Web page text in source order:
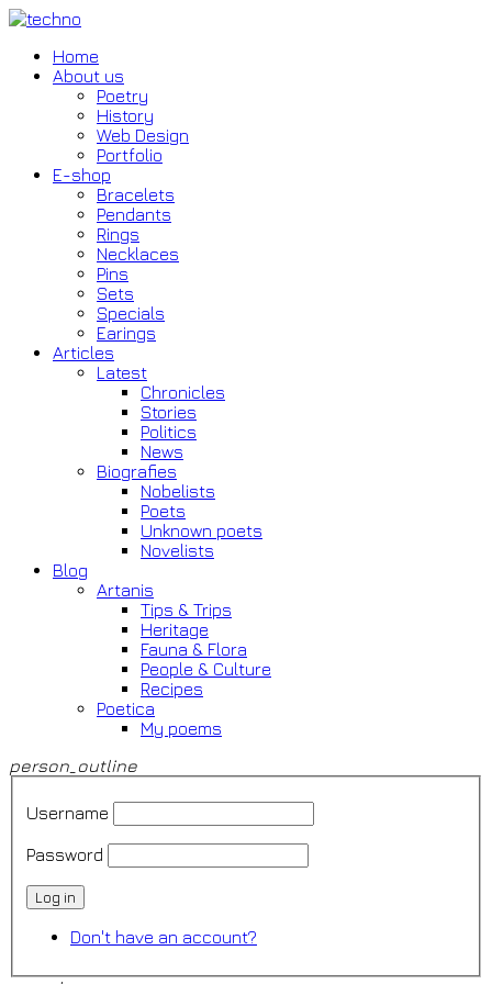
Home
About us
Poetry
History
Web Design
Portfolio
E-shop
Bracelets
Pendants
Rings
Necklaces
Pins
Sets
Specials
Earings
Articles
Latest
Chronicles
Stories
Politics
News
Biografies
Nobelists
Poets
Unknown poets
Novelists
Blog
Artanis
Tips & Trips
Heritage
Fauna & Flora
People & Culture
Recipes
Poetica
My poems
person_outline
Username
Password
Log in
Don't have an account?